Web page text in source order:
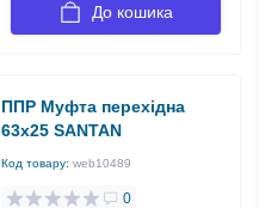
До кошика
ППР Муфта перехідна
63х25 SANTAN
Код товару: web10489
0